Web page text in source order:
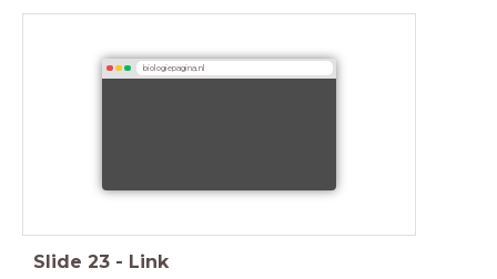
biologiepagina.nl
Slide 23 - Link